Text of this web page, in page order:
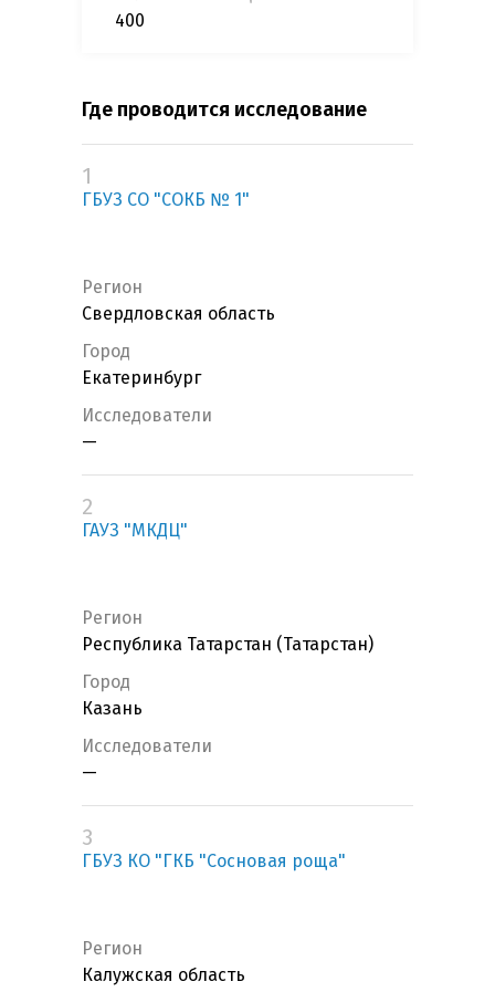
400
Где проводится исследование
1
ГБУЗ СО "СОКБ № 1"
Регион
Свердловская область
Город
Екатеринбург
Исследователи
—
2
ГАУЗ "МКДЦ"
Регион
Республика Татарстан (Татарстан)
Город
Казань
Исследователи
—
3
ГБУЗ КО "ГКБ "Сосновая роща"
Регион
Калужская область